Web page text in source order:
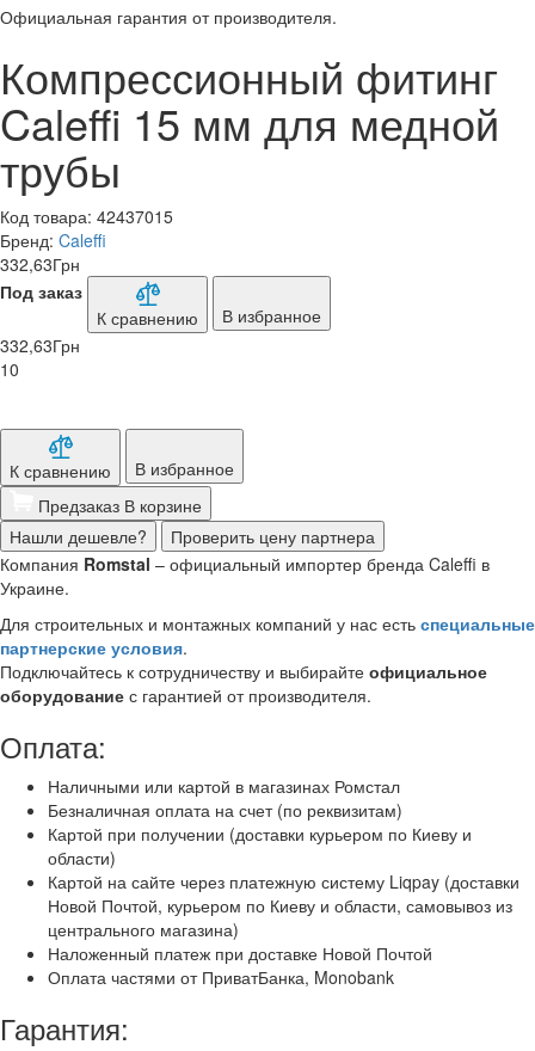
Официальная гарантия от производителя.
Компрессионный фитинг
Caleffi 15 мм для медной
трубы
Код товара: 42437015
Бренд: Caleffi
332,63Грн
Под заказ
К сравнению
В избранное
332,63Грн
10
К сравнению
В избранное
Предзаказ В корзине
Нашли дешевле?
Проверить цену партнера
Компания Romstal – официальный импортер бренда Caleffi в
Украине.
Для строительных и монтажных компаний у нас есть специальные
партнерские условия.
Подключайтесь к сотрудничеству и выбирайте официальное
оборудование с гарантией от производителя.
Оплата:
Наличными или картой в магазинах Ромстал
Безналичная оплата на счет (по реквизитам)
Картой при получении (доставки курьером по Киеву и
области)
Картой на сайте через платежную систему Liqpay (доставки
Новой Почтой, курьером по Киеву и области, самовывоз из
центрального магазина)
Наложенный платеж при доставке Новой Почтой
Оплата частями от ПриватБанка, Monobank
Гарантия: